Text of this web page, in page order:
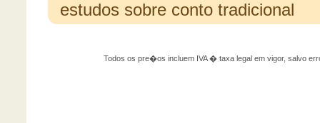
estudos sobre conto tradicional
Todos os pre�os incluem IVA � taxa legal em vigor, salvo